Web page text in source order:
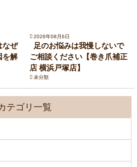
なぜ
を解
2026年08月6日
足のお悩みは我慢しないで
ご相談ください【巻き爪補正
店 横浜戸塚店】
未分類
テゴリ一覧